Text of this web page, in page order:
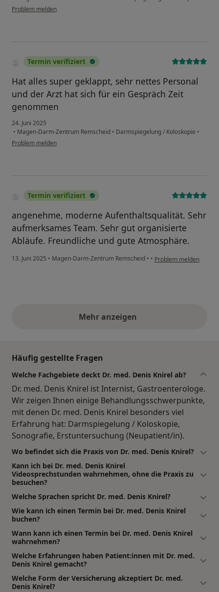
Problem melden
Termin verifiziert
Hat alles super geklappt, sehr nettes Personal
und der Arzt hat sich für ein Gespräch Zeit
genommen
24. Juni 2025
• Magen-Darm-Zentrum Remscheid • Darmspiegelung / Koloskopie •
Problem melden
Termin verifiziert
angenehme, moderne Aufenthaltsqualität. Sehr
aufmerksames Team. Sehr gut organisierte
Abläufe. Freundliche und gute Atmosphäre.
13. Juni 2025 • Magen-Darm-Zentrum Remscheid • • Problem melden
Mehr anzeigenobige Stellungnahmen
Häufig gestellte Fragen
Welche Fachgebiete deckt Dr. med. Denis Knirel ab?
Dr. med. Denis Knirel ist Internist, Gastroenterologe.
Wir zeigen Ihnen einige Behandlungsschwerpunkte,
mit denen Dr. med. Denis Knirel besonders viel
Erfahrung hat: Darmspiegelung / Koloskopie,
Sonografie, Erstuntersuchung (Neupatient/in).
Wo befindet sich die Praxis von Dr. med. Denis Knirel?
Kann ich bei Dr. med. Denis Knirel
Videosprechstunden wahrnehmen, ohne die Praxis zu
besuchen?
Welche Sprachen spricht Dr. med. Denis Knirel?
Wie kann ich einen Termin bei Dr. med. Denis Knirel
buchen?
Wann kann ich einen Termin bei Dr. med. Denis Knirel
wahrnehmen?
Welche Erfahrungen haben Patient:innen mit Dr. med.
Denis Knirel gemacht?
Welche Form der Versicherung akzeptiert Dr. med.
Denis Knirel?